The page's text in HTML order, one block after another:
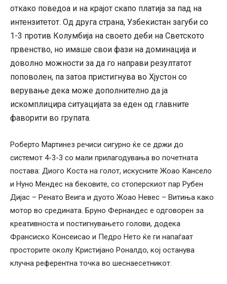
откако поведоа и на крајот скапо платија за пад на
интензитетот. Од друга страна, Узбекистан загуби со
1-3 против Колумбија на своето деби на Светското
првенство, но имаше свои фази на доминација и
доволно можности за да го направи резултатот
поповолен, па затоа пристигнува во Хјустон со
верување дека може дополнително да ја
искомплицира ситуацијата за еден од главните
фаворити во групата.
Роберто Мартинез речиси сигурно ќе се држи до
системот 4-3-3 со мали прилагодувања во почетната
постава: Диого Коста на голот, искусните Жоао Кансело
и Нуно Мендес на бековите, со стоперскиот пар Рубен
Дијас – Ренато Веига и дуото Жоао Невес – Витиња како
мотор во средината. Бруно Фернандес е одговорен за
креативноста и постигнувањето голови, додека
Франсиско Консеисао и Педро Нето ќе ги напаѓаат
просторите околу Кристијано Роналдо, кој останува
клучна референтна точка во шеснаесетникот.